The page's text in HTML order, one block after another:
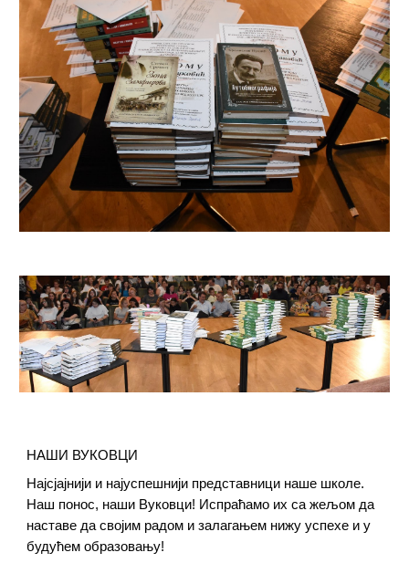
НАШИ ВУКОВЦИ
Најсјајнији и најуспешнији представници наше школе.
Наш понос, наши Вуковци! Испраћамо их са жељом да
наставе да својим радом и залагањем нижу успехе и у
будућем образовању!